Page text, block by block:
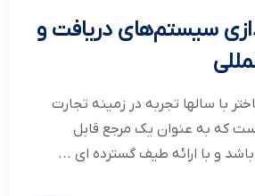
سیستم‌های دریافت و
با سالها تجربه در زمینه تجارت
که به عنوان یک مرجع قابل
باشد و با ارائه طیف گسترده ای ...